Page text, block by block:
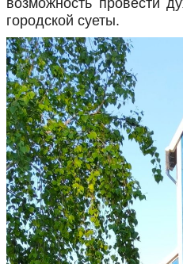
возможность провести
городской суеты.